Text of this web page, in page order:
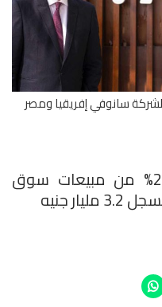
لشركة سانوفي إفريقيا ومصر
«سانوفي» تستحوذ على 2.5% من مبيعات سوق